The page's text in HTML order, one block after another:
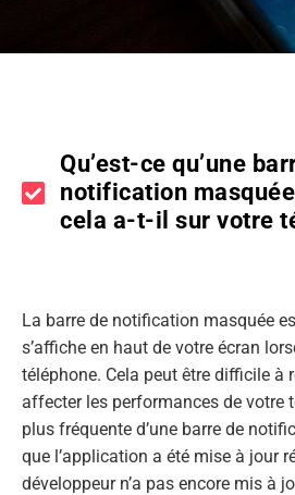
Qu’est-ce qu’une
notification
cela a-t-il sur votre
La barre de notification masquée
s’affiche en haut de votre écran
téléphone. Cela peut être difficile à
affecter les performances de votre
plus fréquente d’une barre de
que l’application a été mise à jour
développeur n’a pas encore mis à